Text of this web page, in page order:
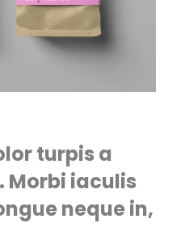
turpis a
iaculis
neque in,